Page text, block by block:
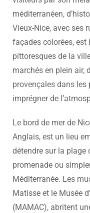
méditerranéen,
Vieux-Nice, avec ses
façades colorées, est
pittoresques de la
marchés en plein air,
provençales dans
imprégner de
Le bord de mer de
Anglais, est un lieu
détendre sur la plage
promenade ou
Méditerranée. Les
Matisse et le Musée
(MAMAC), abritent